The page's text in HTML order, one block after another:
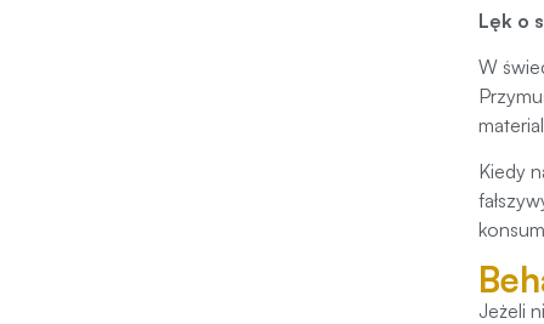
Lęk o
W
Kiedy
Jeżeli